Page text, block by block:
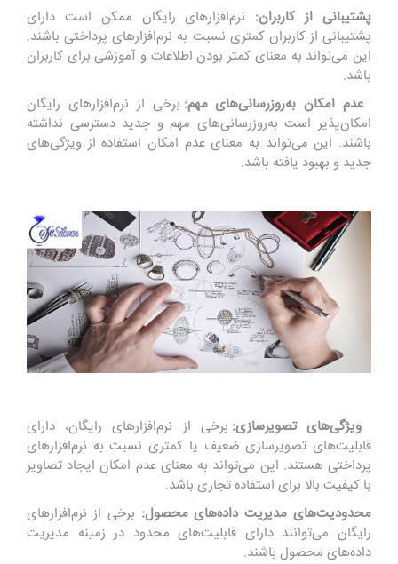
پشتیبانی از کاربران: نرم‌افزارهای رایگان ممکن است دارای
پشتیبانی از کاربران کمتری نسبت به نرم‌افزارهای پرداختی باشند.
این می‌تواند به معنای کمتر بودن اطلاعات و آموزشی برای کاربران
باشد.
عدم امکان به‌روزرسانی‌های مهم: برخی از نرم‌افزارهای رایگان
امکان‌پذیر است به‌روزرسانی‌های مهم و جدید دسترسی نداشته
باشند. این می‌تواند به معنای عدم امکان استفاده از ویژگی‌های
جدید و بهبود یافته باشد.
ویژگی‌های تصویرسازی: برخی از نرم‌افزارهای رایگان، دارای
قابلیت‌های تصویرسازی ضعیف یا کمتری نسبت به نرم‌افزارهای
پرداختی هستند. این می‌تواند به معنای عدم امکان ایجاد تصاویر
با کیفیت بالا برای استفاده تجاری باشد.
محدودیت‌های مدیریت داده‌های محصول: برخی از نرم‌افزارهای
رایگان می‌توانند دارای قابلیت‌های محدود در زمینه مدیریت
داده‌های محصول باشند.